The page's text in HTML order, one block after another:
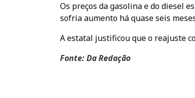
Os preços da gasolina e do diesel
sofria aumento há quase seis
A estatal justificou que o reajuste
Fonte: Da Redação